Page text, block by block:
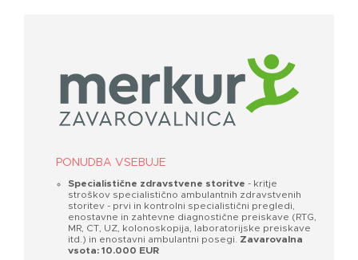
PONUDBA VSEBUJE
Specialistične zdravstvene storitve - kritje
stroškov specialistično ambulantnih zdravstvenih
storitev - prvi in kontrolni specialistični pregledi,
enostavne in zahtevne diagnostične preiskave (RTG,
MR, CT, UZ, kolonoskopija, laboratorijske preiskave
itd.) in enostavni ambulantni posegi. Zavarovalna
vsota: 10.000 EUR